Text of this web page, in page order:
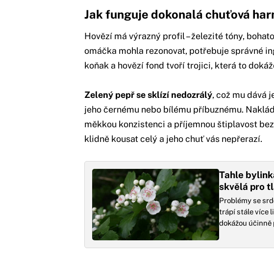
Jak funguje dokonalá chuťová
Hovězí má výrazný profil – železité tóny,
omáčka mohla rezonovat, potřebuje správné
koňak a hovězí fond tvoří trojici, která to
Zelený pepř se sklízí nedozrálý, což mu dává
jeho černému nebo bílému příbuznému.
měkkou konzistenci a příjemnou štiplavost
klidně kousat celý a jeho chuť vás nepřerazí.
Tahle
skvělá pro
Problémy se
trápí stále více
dokážou